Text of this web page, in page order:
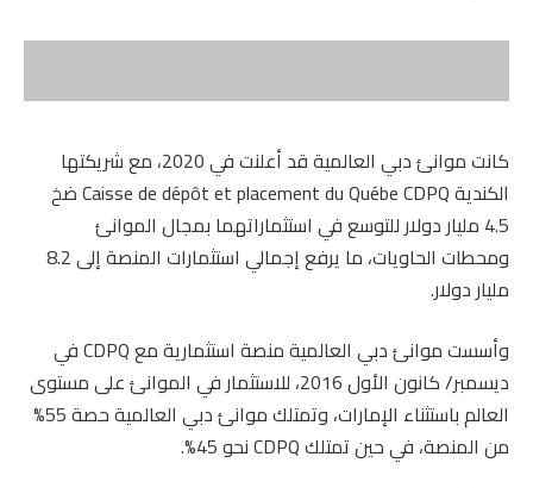
كانت موانئ دبي العالمية قد أعلنت في 2020، مع شريكتها
الكندية Caisse de dépôt et placement du Québe CDPQ ضخ
4.5 مليار دولار للتوسع في استثماراتهما بمجال الموانئ
ومحطات الحاويات، ما يرفع إجمالي استثمارات المنصة إلى 8.2
مليار دولار.
وأسست موانئ دبي العالمية منصة استثمارية مع CDPQ في
ديسمبر/ كانون الأول 2016، للاستثمار في الموانئ على مستوى
العالم باستثناء الإمارات، وتمتلك موانئ دبي العالمية حصة 55%
من المنصة، في حين تمتلك CDPQ نحو 45%.